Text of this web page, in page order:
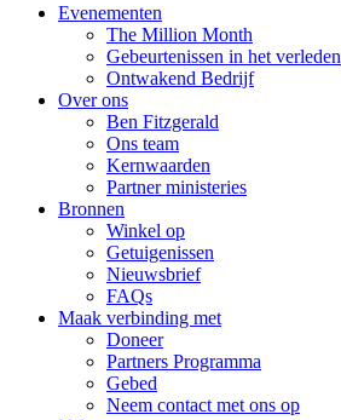
Evenementen
The Million Month
Gebeurtenissen in het verleden
Ontwakend Bedrijf
Over ons
Ben Fitzgerald
Ons team
Kernwaarden
Partner ministeries
Bronnen
Winkel op
Getuigenissen
Nieuwsbrief
FAQs
Maak verbinding met
Doneer
Partners Programma
Gebed
Neem contact met ons op